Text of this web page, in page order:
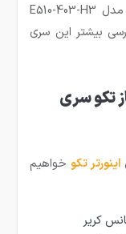
اینورتر 2.2 کیلووات سه فاز تکو سری E510 مدل E510-403-H3
بیشتر این سری
سه فاز تکو سری
اینورتر تکو خواهیم
کریر